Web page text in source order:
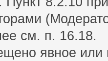
см. п. 16.18.
явное или